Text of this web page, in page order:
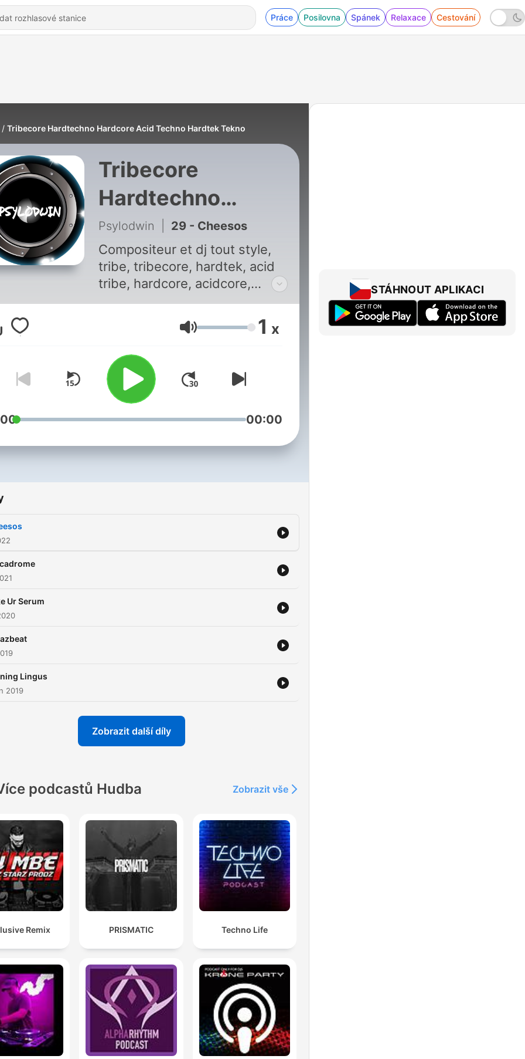
Práce Posilovna Spánek Relaxace Cestování
Tribecore Hardtechno Hardcore Acid Techno Hardtek Tekno
Tribecore
Hardtechno
Hardcore Acid
Techno Hardtek
Tekno
Psylodwin 29 - Cheesos
Compositeur et dj tout style,
tribe, tribecore, hardtek, acid
tribe, hardcore, acidcore,
trance etc
Hlasitost 1 x
00:00
Ur Serum
Lingus
2019
Zobrazit další díly
podcastů Hudba Zobrazit vše
Remix PRISMATIC Techno Life
STÁHNOUT APLIKACI